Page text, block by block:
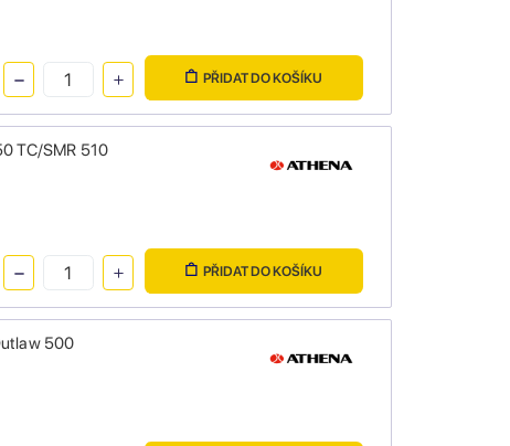
PŘIDAT DO KOŠÍKU
TC/SMR 510
PŘIDAT DO KOŠÍKU
500